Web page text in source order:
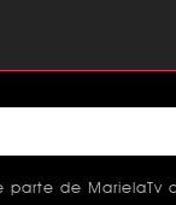
de MarielaTv